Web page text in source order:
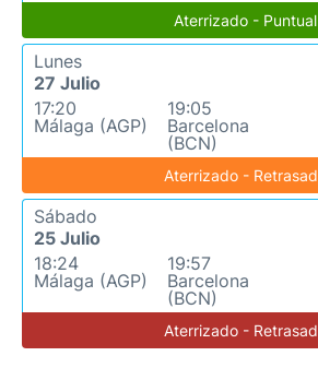
Aterrizado - Puntual
Lunes
27 Julio
17:20
Málaga (AGP)
19:05
Barcelona
(BCN)
Aterrizado -
Sábado
25 Julio
18:24
Málaga (AGP)
19:57
Barcelona
(BCN)
Aterrizado -